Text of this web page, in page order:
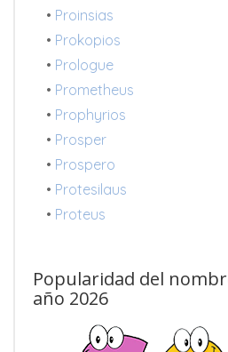
• Proinsias
• Prokopios
• Prologue
• Prometheus
• Prophyrios
• Prosper
• Prospero
• Protesilaus
• Proteus
Popularidad del
año 2026